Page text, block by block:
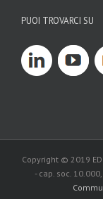
PUOI TROVARCI SU
Copyright © 2019
- cap. soc.